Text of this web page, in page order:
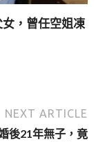
，曾任空姐凍
NEXT ARTICLE
後21年無子，竟